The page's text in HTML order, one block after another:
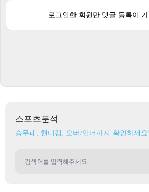
로그인한 회원만 댓글 등록이
스포츠분석
승무패, 핸디캡, 오버/언더까지 확인하세요!